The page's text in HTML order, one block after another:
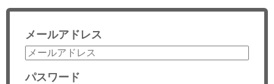
採用情報
お問い合わせ
メールアドレス
パスワード